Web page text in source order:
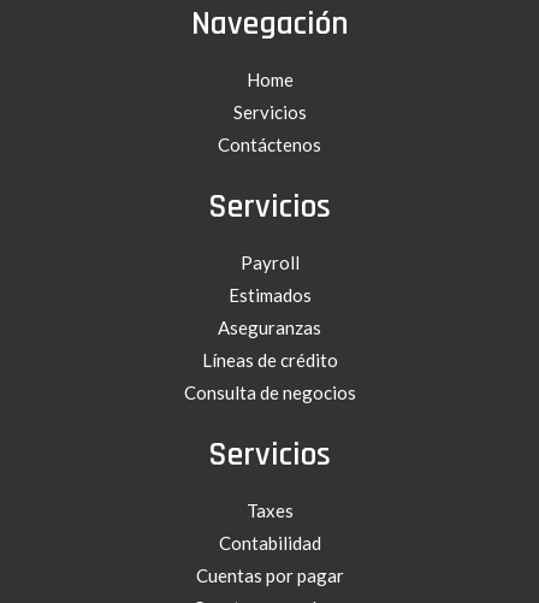
Navegación
Home
Servicios
Contáctenos
Servicios
Payroll
Estimados
Aseguranzas
Líneas de crédito
Consulta de negocios
Servicios
Taxes
Contabilidad
Cuentas por pagar